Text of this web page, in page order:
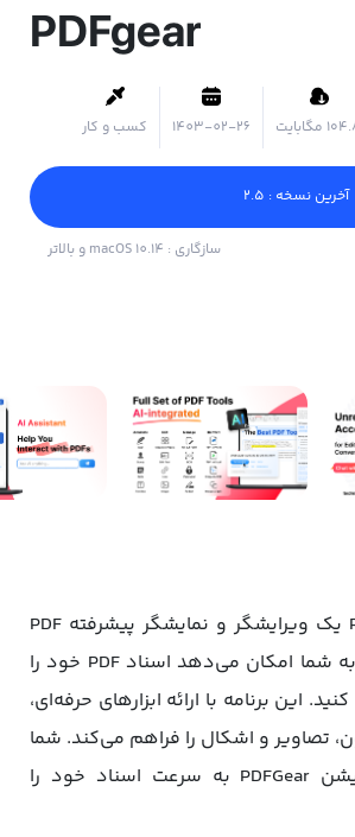
PDFgear
مگابایت 1403-02-26 کسب و کار
آخرین نسخه : 2.5
سازگاری : macOS 10.14 و بالاتر
اپلیکیشن PDFGear یک ویرایشگر و نمایشگر پیشرفته PDF
برای مک است که به شما امکان می‌دهد اسناد PDF خود را
این برنامه با ارائه ابزارهای حرفه‌ای،
تصاویر و اشکال را فراهم می‌کند. شما
می‌توانید با اپلیکیشن PDFGear به سرعت اسناد خود را